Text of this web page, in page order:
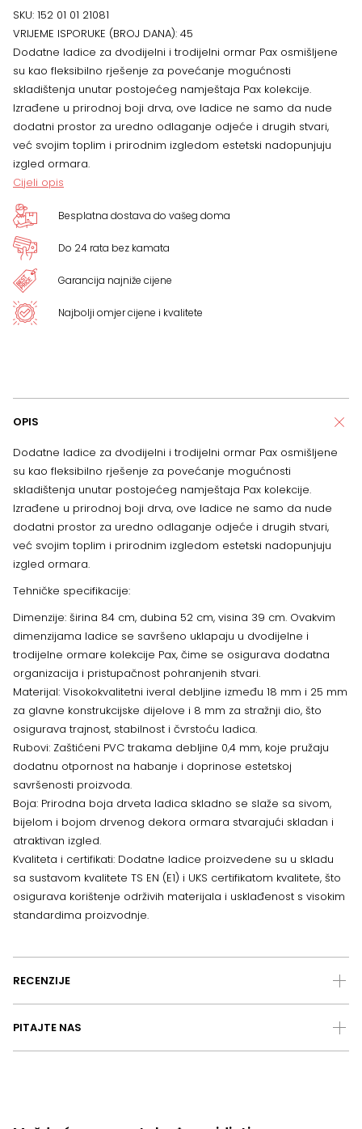
količina
SKU: 152 01 01 21081
VRIJEME ISPORUKE (BROJ DANA): 45
Dodatne ladice za dvodijelni i trodijelni ormar Pax osmišljene
su kao fleksibilno rješenje za povećanje mogućnosti
skladištenja unutar postojećeg namještaja Pax kolekcije.
Izrađene u prirodnoj boji drva, ove ladice ne samo da nude
dodatni prostor za uredno odlaganje odjeće i drugih stvari,
već svojim toplim i prirodnim izgledom estetski nadopunjuju
izgled ormara.
Cijeli opis
Besplatna dostava do vašeg doma
Do 24 rata bez kamata
Garancija najniže cijene
Najbolji omjer cijene i kvalitete
OPIS
Dodatne ladice za dvodijelni i trodijelni ormar Pax osmišljene
su kao fleksibilno rješenje za povećanje mogućnosti
skladištenja unutar postojećeg namještaja Pax kolekcije.
Izrađene u prirodnoj boji drva, ove ladice ne samo da nude
dodatni prostor za uredno odlaganje odjeće i drugih stvari,
već svojim toplim i prirodnim izgledom estetski nadopunjuju
izgled ormara.
Tehničke specifikacije:
Dimenzije: širina 84 cm, dubina 52 cm, visina 39 cm. Ovakvim
dimenzijama ladice se savršeno uklapaju u dvodijelne i
trodijelne ormare kolekcije Pax, čime se osigurava dodatna
organizacija i pristupačnost pohranjenih stvari.
Materijal: Visokokvalitetni iveral debljine između 18 mm i 25 mm
za glavne konstrukcijske dijelove i 8 mm za stražnji dio, što
osigurava trajnost, stabilnost i čvrstoću ladica.
Rubovi: Zaštićeni PVC trakama debljine 0,4 mm, koje pružaju
dodatnu otpornost na habanje i doprinose estetskoj
savršenosti proizvoda.
Boja: Prirodna boja drveta ladica skladno se slaže sa sivom,
bijelom i bojom drvenog dekora ormara stvarajući skladan i
atraktivan izgled.
Kvaliteta i certifikati: Dodatne ladice proizvedene su u skladu
sa sustavom kvalitete TS EN (E1) i UKS certifikatom kvalitete, što
osigurava korištenje održivih materijala i usklađenost s visokim
standardima proizvodnje.
RECENZIJE
PITAJTE NAS